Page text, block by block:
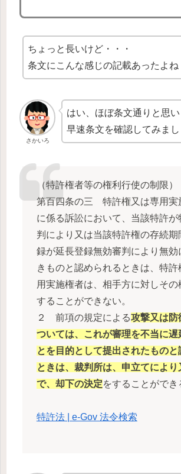
ちょっと長いけど・・・
条文にこんな感じの記載あったよね
さかいろ
はい、ほぼ条文通りと思い
早速条文を確認してみまし
（特許権者等の権利行使の制限）
第百四条の三 特許権又は専用実
に係る訴訟において、当該特許が
判により又は当該特許権の存続期
録が延長登録無効審判により無効
きものと認められるときは、特許
用実施権者は、相手方に対しその
することができない。
２ 前項の規定による攻撃又は防
ついては、これが審理を不当に遅
とを目的として提出されたものと
ときは、裁判所は、申立てにより
で、却下の決定をすることができ
特許法 | e-Gov 法令検索